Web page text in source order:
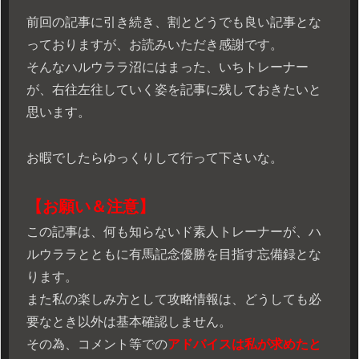
前回の記事に引き続き、割とどうでも良い記事とな
っておりますが、お読みいただき感謝です。
そんなハルウララ沼にはまった、いちトレーナー
が、右往左往していく姿を記事に残しておきたいと
思います。
お暇でしたらゆっくりして行って下さいな。
【お願い＆注意】
この記事は、何も知らないド素人トレーナーが、ハ
ルウララとともに有馬記念優勝を目指す忘備録とな
ります。
また私の楽しみ方として攻略情報は、どうしても必
要なとき以外は基本確認しません。
その為、コメント等でのアドバイスは私が求めたと